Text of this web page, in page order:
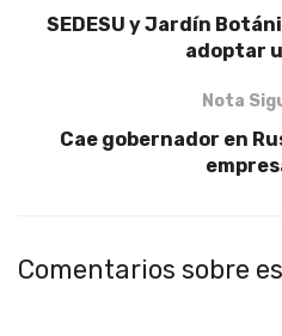
SEDESU y Jardín
adoptar
Nota
Cae gobernador en
Comentarios sobre